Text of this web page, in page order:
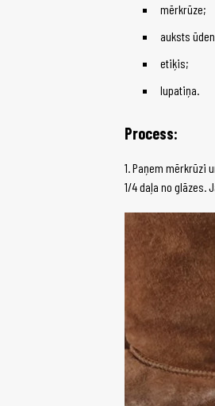
mērkrūze;
auksts
etiķis;
lupatiņa.
Process:
1. Paņem mērkrūzi
1/4 daļa no glāzes.